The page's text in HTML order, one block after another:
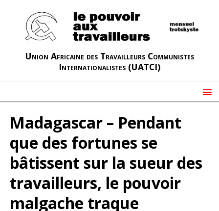
Union Africaine des Travailleurs Communistes
Internationalistes (UATCI)
Madagascar – Pendant
que des fortunes se
bâtissent sur la sueur des
travailleurs, le pouvoir
malgache traque